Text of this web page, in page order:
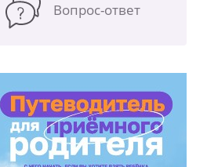
Вопрос-ответ